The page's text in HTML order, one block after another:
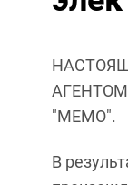
"МЕМО".
В